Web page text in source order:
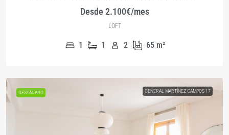
Desde 2.100€/mes
LOFT
1 1 2 65 m²
DESTACADO GENERAL MARTÍNEZ CAMPOS 17